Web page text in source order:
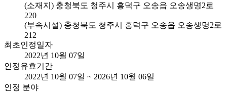
(소재지) 충청북도 청주시 흥덕구 오송읍 오송생명2로
220
(부속시설) 충청북도 청주시 흥덕구 오송읍 오송생명2로
212
최초인정일자
2022년 10월 07일
인정유효기간
2022년 10월 07일 ~ 2026년 10월 06일
인정 분야